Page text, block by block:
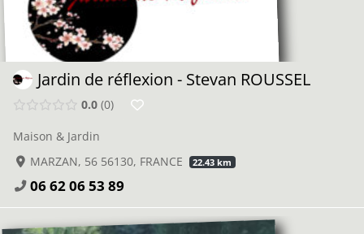
Jardin de réflexion - Stevan ROUSSEL
0.0 0
Maison & Jardin
MARZAN, 56 56130, FRANCE
22.43 km
06 62 06 53 89